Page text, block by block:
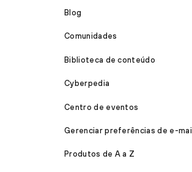
Blog
Comunidades
Biblioteca de conteúdo
Cyberpedia
Centro de eventos
Gerenciar preferências de e-
Produtos de A a Z